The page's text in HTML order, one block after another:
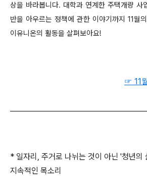
상을 바라봅니다. 대학과 연계한 주택개량 사
반을 아우르는 정책에 관한 이야기까지 11월
이유니온의 활동을 살펴보아요!
☞ 11
* 일자리, 주거로 나뉘는 것이 아닌 '청년의
지속적인 목소리